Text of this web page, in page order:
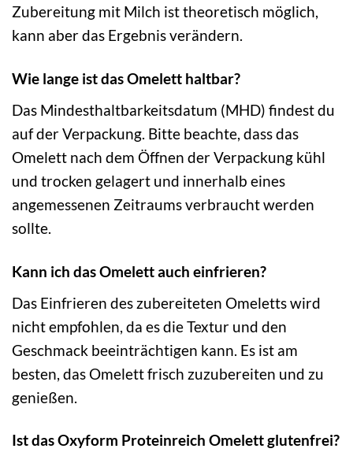
Zubereitung mit Milch ist theoretisch möglich,
kann aber das Ergebnis verändern.
Wie lange ist das Omelett haltbar?
Das Mindesthaltbarkeitsdatum (MHD) findest du
auf der Verpackung. Bitte beachte, dass das
Omelett nach dem Öffnen der Verpackung kühl
und trocken gelagert und innerhalb eines
angemessenen Zeitraums verbraucht werden
sollte.
Kann ich das Omelett auch einfrieren?
Das Einfrieren des zubereiteten Omeletts wird
nicht empfohlen, da es die Textur und den
Geschmack beeinträchtigen kann. Es ist am
besten, das Omelett frisch zuzubereiten und zu
genießen.
Ist das Oxyform Proteinreich Omelett glutenfrei?